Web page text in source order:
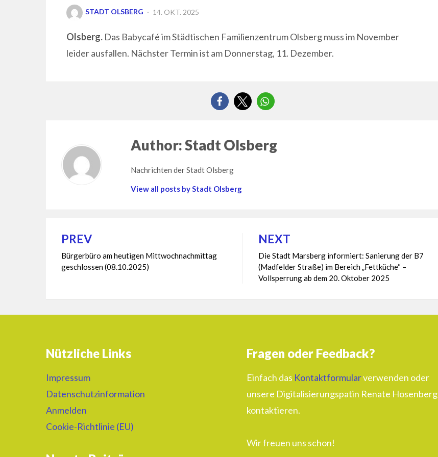
STADT OLSBERG
POSTED
14. OKT. 2025
Olsberg.Das Babycafé im Städtischen Familienzentrum Olsberg muss im November
leider ausfallen. Nächster Termin ist am Donnerstag, 11. Dezember.
Author:Stadt Olsberg
Nachrichten der Stadt Olsberg
View all posts by Stadt Olsberg
Beitragsnavigation
PREV
Bürgerbüro am heutigen Mittwochnachmittag
geschlossen (08.10.2025)
NEXT
Die Stadt Marsberg informiert: Sanierung der B7
(Madfelder Straße) im Bereich „Fettküche“ –
Vollsperrung ab dem 20. Oktober 2025
Nützliche Links
Impressum
Datenschutzinformation
Anmelden
Cookie-Richtlinie (EU)
Fragen oder Feedback?
Einfach das Kontaktformularverwenden oder
unsere Digitalisierungspatin Renate Hosenberg
kontaktieren.
Wir freuen uns schon!